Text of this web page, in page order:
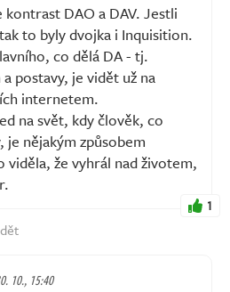
DAO a DAV. Jestli
to byly dvojka i Inquisition.
co dělá DA - tj.
postavy, je vidět už na
internetem.
na svět, kdy člověk, co
nějakým způsobem
viděla, že vyhrál nad životem,
1
10., 15:40